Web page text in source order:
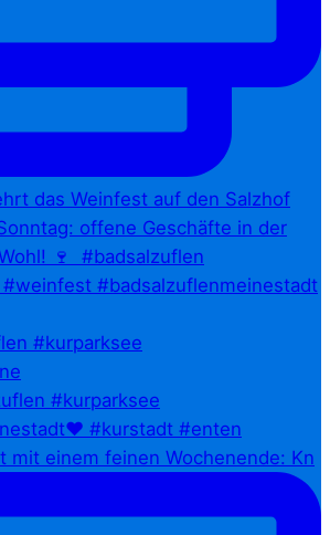
#kurparksee
mit einem feinen Wochenende: Kn